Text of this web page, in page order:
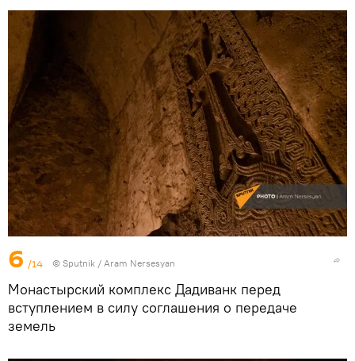
6 /14 © Sputnik / Aram Nersesyan
Монастырский комплекс Дадиванк перед
вступлением в силу соглашения о передаче
земель